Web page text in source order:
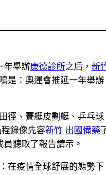
年舉辦康德診所之后，新
是：奧運會推延一年舉
徑、賽艇皮劃艇、乒乓
程錄像先容新竹 出國備藥
員聽取了報告請示。
在疫情全球舒展的態勢